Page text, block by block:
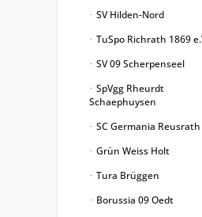
SV Hilden-Nord
TuSpo Richrath 1869
SV 09 Scherpenseel
SpVgg Rheurdt
Schaephuysen
SC Germania Reusrath
Grün Weiss Holt
Tura Brüggen
Borussia 09 Oedt